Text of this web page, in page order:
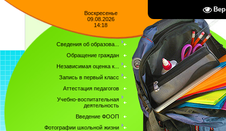
Воскресенье
09.08.2026
14:18
Сведения об образова...
Обращение граждан
Независимая оценка к...
Запись в первый класс
Аттестация педагогов
Учебно-воспитательная
деятельность
Введение ФООП
Фотографии школьной жизни